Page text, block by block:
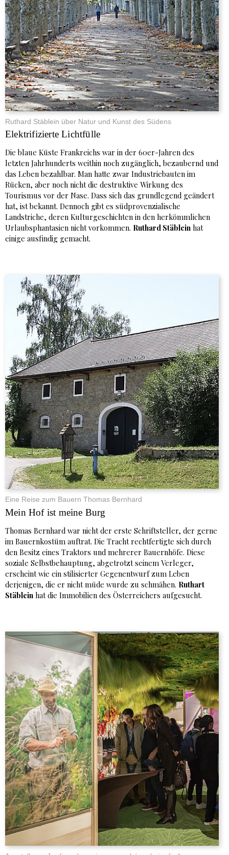
Ruthard Stäblein über Natur und Kunst des Südens
Elektrifizierte Lichtfülle
Die blaue Küste Frankreichs war in der 60er-Jahren des
letzten Jahrhunderts weithin noch zugänglich, bezaubernd und
das Leben bezahlbar. Man hatte zwar Industriebauten im
Rücken, aber noch nicht die destruktive Wirkung des
Tourismus vor der Nase. Dass sich das grundlegend geändert
hat, ist bekannt. Dennoch gibt es südprovenzialische
Landstriche, deren Kulturgeschichten in den herkömmlichen
Urlaubsphantasien nicht vorkommen. Ruthard Stäblein hat
einige ausfindig gemacht.
Eine Reise zum Bauern Thomas Bernhard
Mein Hof ist meine Burg
Thomas Bernhard war nicht der erste Schriftsteller, der gerne
im Bauernkostüm auftrat. Die Tracht rechtfertigte sich durch
den Besitz eines Traktors und mehrerer Bauernhöfe. Diese
soziale Selbstbehauptung, abgetrotzt seinem Verleger,
erscheint wie ein stilisierter Gegenentwurf zum Leben
derjenigen, die er nicht müde wurde zu schmähen. Ruthart
Stäblein hat die Immobilien des Österreichers aufgesucht.